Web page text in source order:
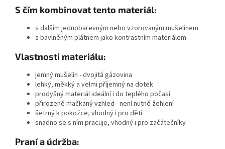
S čím kombinovat tento materiál:
s dalším jednobarevným nebo vzorovaným mušelínem
s bavlněným plátnem jako kontrastním materiálem
Vlastnosti materiálu:
jemný mušelín - dvojitá gázovina
lehký, měkký a velmi příjemný na dotek
prodyšný materiál ideální i do teplého počasí
přirozeně mačkaný vzhled - není nutné žehlení
šetrný k pokožce, vhodný i pro děti
snadno se s ním pracuje, vhodný i pro začátečníky
Praní a údržba: